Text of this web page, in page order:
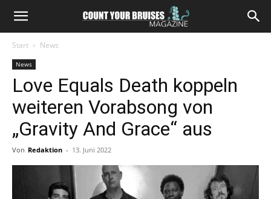
Start News
News
Love Equals Death koppeln
weiteren Vorabsong von
„Gravity And Grace“ aus
Von Redaktion - 13. Juni 2022